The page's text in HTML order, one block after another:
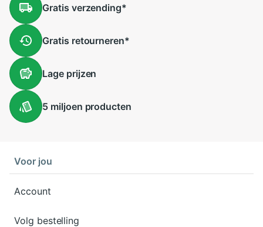
Gratis verzending*
Gratis retourneren*
Lageprijzen
5 miljoen producten
Voor jou
Account
Volg bestelling